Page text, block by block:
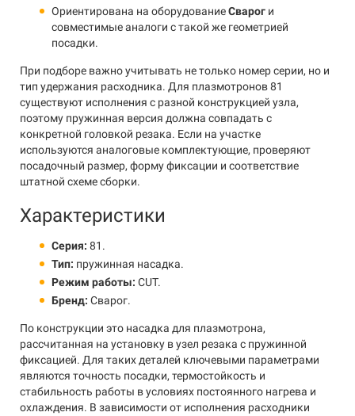
Ориентирована на оборудованиеСварог и
совместимые аналоги с такой же геометрией
посадки.
При подборе важно учитывать не только номер серии, но и
тип удержания расходника. Для плазмотронов 81
существуют исполнения с разной конструкцией узла,
поэтому пружинная версия должна совпадать с
конкретной головкой резака. Если на участке
используются аналоговые комплектующие, проверяют
посадочный размер, форму фиксации и соответствие
штатной схеме сборки.
Характеристики
Серия: 81.
Тип: пружинная насадка.
Режим работы: CUT.
Бренд: Сварог.
По конструкции это насадка для плазмотрона,
рассчитанная на установку в узел резака с пружинной
фиксацией. Для таких деталей ключевыми параметрами
являются точность посадки, термостойкость и
стабильность работы в условиях постоянного нагрева и
охлаждения. В зависимости от исполнения расходники